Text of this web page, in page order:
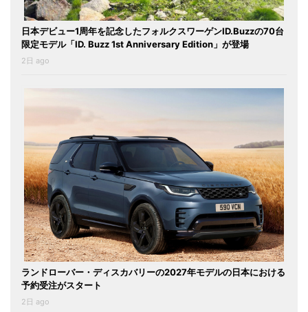
日本デビュー1周年を記念したフォルクスワーゲンID.Buzzの70台
限定モデル「ID. Buzz 1st Anniversary Edition」が登場
2日 ago
ランドローバー・ディスカバリーの2027年モデルの日本における
予約受注がスタート
2日 ago